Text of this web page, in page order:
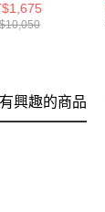
興趣的商品